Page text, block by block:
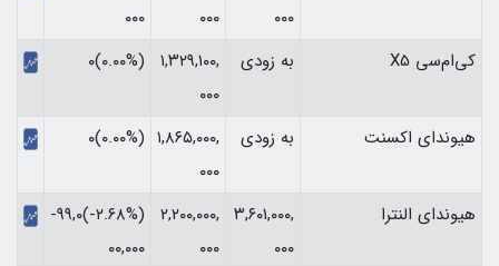
۰۰۰
۰۰۰
۰۰۰‏
کی‌ام‌سی X5
به زودی
۱,۳۲۹,۱۰۰,
۰۰۰
(۰.۰۰%)۰
هیوندای اکسنت به زودی
۱,۸۶۵,۰۰۰,
۰۰۰
(۰.۰۰%)۰
هیوندای النترا
۳,۶۰۱,۰۰۰,
۰۰۰
۲,۲۰۰,۰۰۰,
۰۰۰
(‎-۲.۶۸%‏)‎-۹۹,۰
۰۰,۰۰۰‏